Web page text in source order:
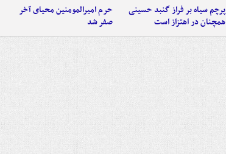
پرچم سیاه بر فراز گنبد حسینی
همچنان در اهتزاز است
حرم امیرالمومنین محیای آخر
صفر شد